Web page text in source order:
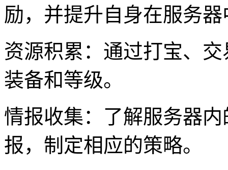
励，并提升自身在服务
资源积累：通过打宝、
装备和等级。
情报收集：了解服务器
报，制定相应的策略。